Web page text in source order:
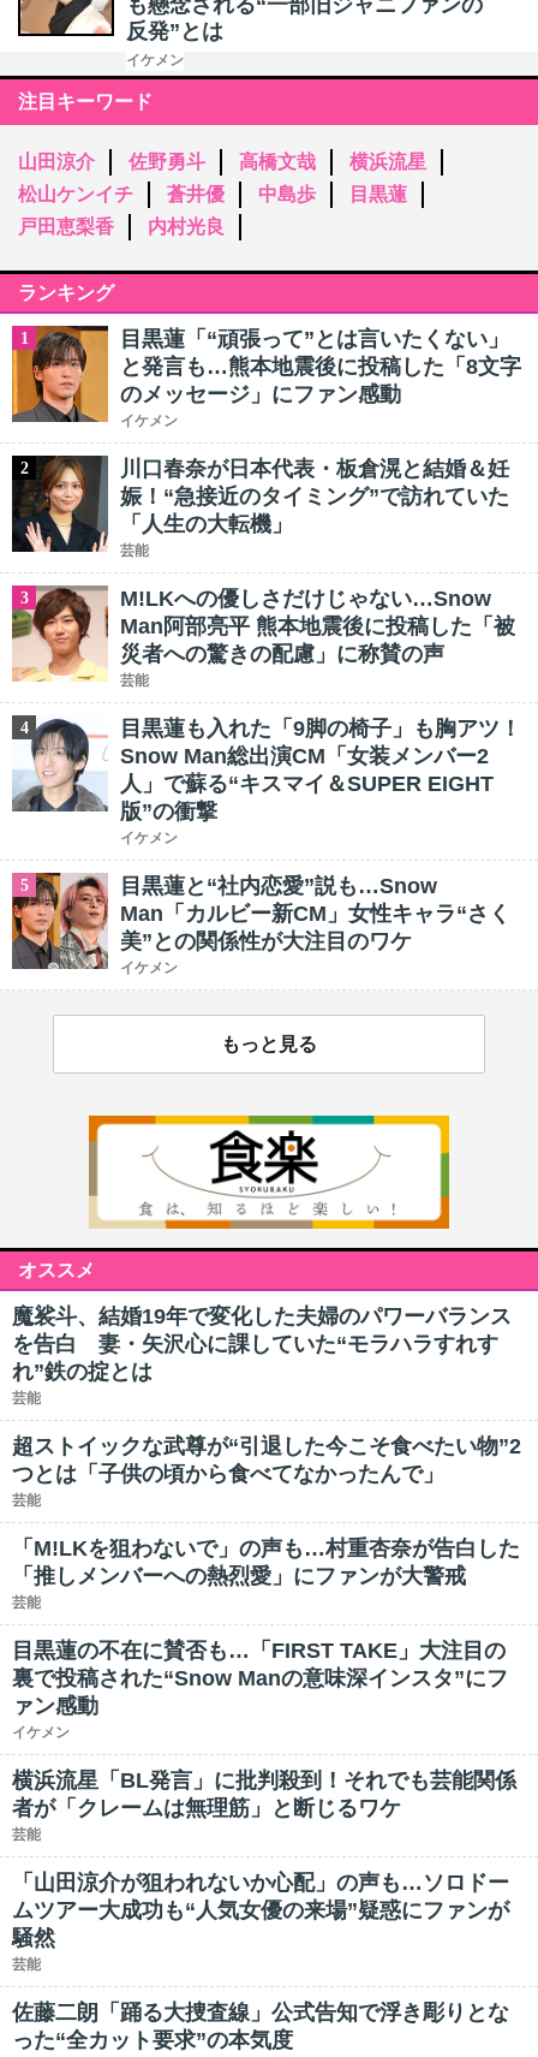
も懸念される“一部旧ジャニファンの
反発”とは
イケメン
注目キーワード
山田涼介 佐野勇斗 高橋文哉
横浜流星
松山ケンイチ
蒼井優 中島歩
目黒蓮
戸田恵梨香
内村光良
ランキング
1
目黒蓮「“頑張って”とは言いたくない」
と発言も…熊本地震後に投稿した「8文字
のメッセージ」にファン感動
イケメン
2
川口春奈が日本代表・板倉滉と結婚＆妊
娠！“急接近のタイミング”で訪れていた
「人生の大転機」
芸能
3
M!LKへの優しさだけじゃない…Snow
Man阿部亮平 熊本地震後に投稿した「被
災者への驚きの配慮」に称賛の声
芸能
4
目黒蓮も入れた「9脚の椅子」も胸アツ！
Snow Man総出演CM「女装メンバー2
人」で蘇る“キスマイ＆SUPER EIGHT
版”の衝撃
イケメン
5
目黒蓮と“社内恋愛”説も…Snow
Man「カルビー新CM」女性キャラ“さく
美”との関係性が大注目のワケ
イケメン
もっと見る
オススメ
魔裟斗、結婚19年で変化した夫婦のパワーバランス
を告白 妻・矢沢心に課していた“モラハラすれす
れ”鉄の掟とは
芸能
超ストイックな武尊が“引退した今こそ食べたい物”2
つとは「子供の頃から食べてなかったんで」
芸能
「M!LKを狙わないで」の声も…村重杏奈が告白した
「推しメンバーへの熱烈愛」にファンが大警戒
芸能
目黒蓮の不在に賛否も…「FIRST TAKE」大注目の
裏で投稿された“Snow Manの意味深インスタ”にフ
ァン感動
イケメン
横浜流星「BL発言」に批判殺到！それでも芸能関係
者が「クレームは無理筋」と断じるワケ
芸能
「山田涼介が狙われないか心配」の声も…ソロドー
ムツアー大成功も“人気女優の来場”疑惑にファンが
騒然
芸能
佐藤二朗「踊る大捜査線」公式告知で浮き彫りとな
った“全カット要求”の本気度